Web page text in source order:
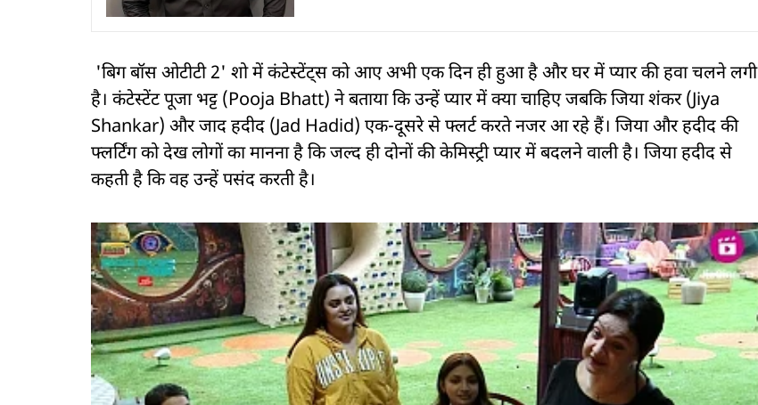
'बिग बॉस ओटीटी 2' शो में कंटेस्टेंट्स को आए अभी एक दिन ही हुआ है और घर में प्यार की हवा चलने लगी
है। कंटेस्टेंट पूजा भट्ट (Pooja Bhatt) ने बताया कि उन्हें प्यार में क्या चाहिए जबकि जिया शंकर (Jiya
Shankar) और जाद हदीद (Jad Hadid) एक-दूसरे से फ्लर्ट करते नजर आ रहे हैं। जिया और हदीद की
फ्लर्टिंग को देख लोगों का मानना है कि जल्द ही दोनों की केमिस्ट्री प्यार में बदलने वाली है। जिया हदीद से
कहती है कि वह उन्हें पसंद करती है।